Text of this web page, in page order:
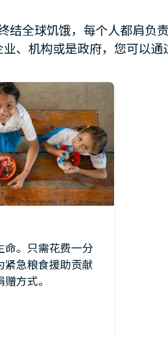
结全球饥饿，每个人都肩负
、机构或是政府，您可以
命。只需花费一分
紧急粮食援助贡献
方式。